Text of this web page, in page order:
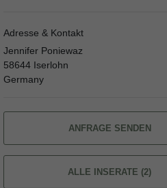
Adresse & Kontakt
Jennifer Poniewaz
58644 Iserlohn
Germany
ANFRAGE SENDEN
ALLE INSERATE (2)